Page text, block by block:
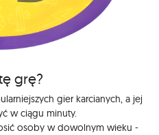
grę?
gier karcianych, a jej
w ciągu minuty.
osoby w dowolnym wieku -